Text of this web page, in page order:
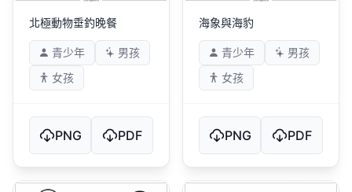
北極動物垂釣晚餐
青少年
男孩
女孩
PNG PDF
海象與海豹
青少年
男孩
女孩
PNG PDF